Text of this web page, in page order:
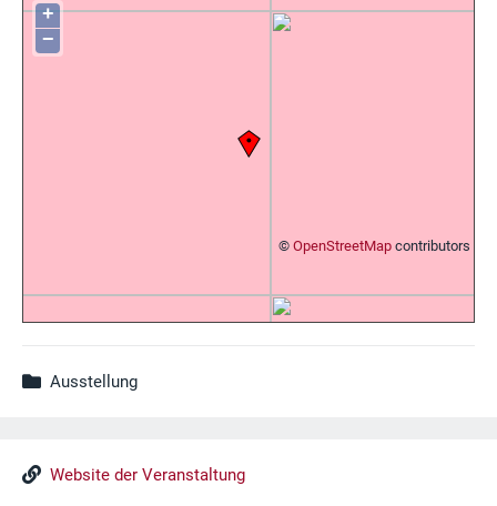
+
−
© OpenStreetMap contributors
Ausstellung
Website der Veranstaltung